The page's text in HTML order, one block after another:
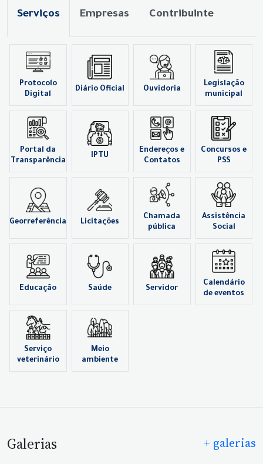
Serviços Empresas Contribuinte
Protocolo
Digital
Diário Oficial Ouvidoria
Legislação
municipal
Portal da
Transparência
IPTU
Endereços e
Contatos
Concursos e
PSS
Georreferência Licitações
Chamada
pública
Assistência
Social
Educação Saúde Servidor
Calendário
de eventos
Serviço
veterinário
Meio
ambiente
Galerias + galerias